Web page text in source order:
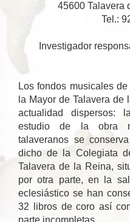
45600 Talavera
Tel.:
Investigador
Los fondos musicales
la Mayor de Talavera
actualidad dispersos:
estudio de la obra
talaveranos se
dicho de la Colegiata
Talavera de la Reina,
por otra parte, en la
eclesiástico se han
32 libros de coro así
parte incompletas.